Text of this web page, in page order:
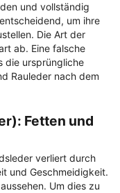
und vollständig
um ihre
Die Art der
ab. Eine falsche
die ursprüngliche
Rauleder nach dem
Fetten und
verliert durch
und Geschmeidigkeit.
Um dies zu